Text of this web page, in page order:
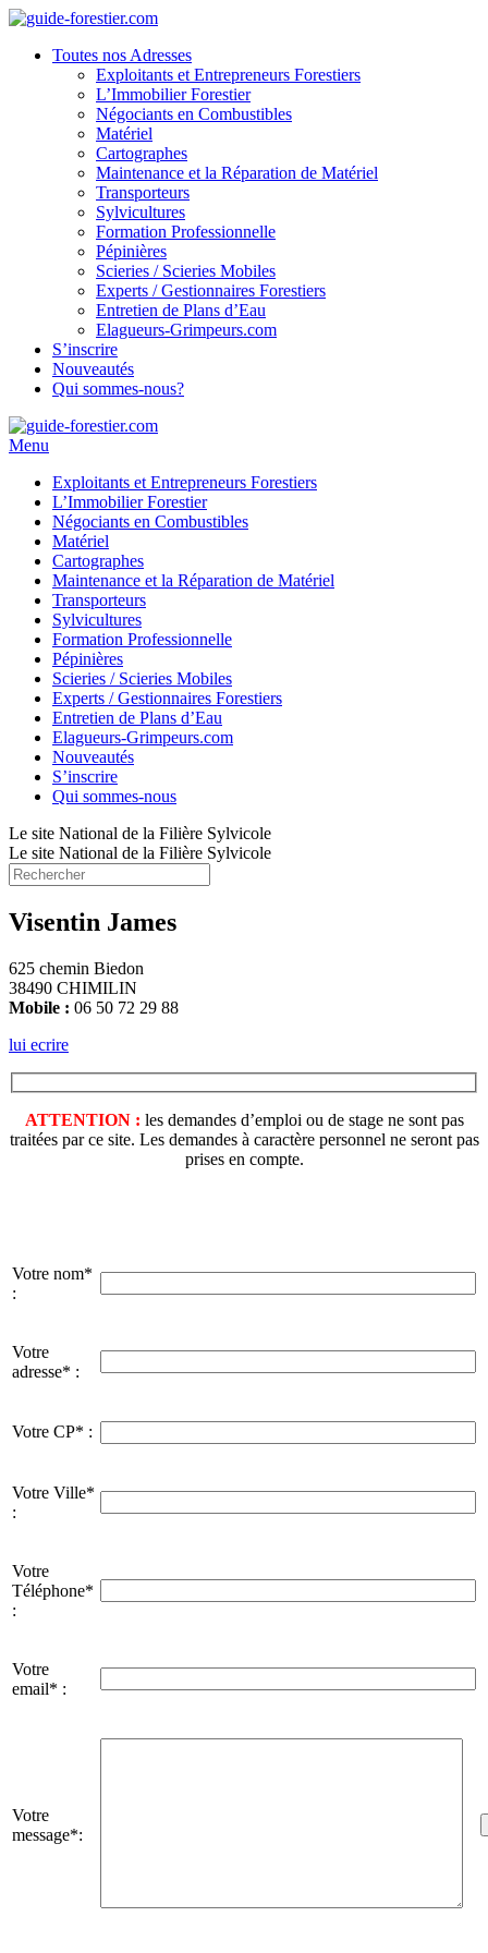
Toutes nos Adresses
Exploitants et Entrepreneurs Forestiers
L’Immobilier Forestier
Négociants en Combustibles
Matériel
Cartographes
Maintenance et la Réparation de Matériel
Transporteurs
Sylvicultures
Formation Professionnelle
Pépinières
Scieries / Scieries Mobiles
Experts / Gestionnaires Forestiers
Entretien de Plans d’Eau
Elagueurs-Grimpeurs.com
S’inscrire
Nouveautés
Qui sommes-nous?
Menu
Exploitants et Entrepreneurs Forestiers
L’Immobilier Forestier
Négociants en Combustibles
Matériel
Cartographes
Maintenance et la Réparation de Matériel
Transporteurs
Sylvicultures
Formation Professionnelle
Pépinières
Scieries / Scieries Mobiles
Experts / Gestionnaires Forestiers
Entretien de Plans d’Eau
Elagueurs-Grimpeurs.com
Nouveautés
S’inscrire
Qui sommes-nous
Le site National de la Filière Sylvicole
Le site National de la Filière Sylvicole
Visentin James
625 chemin Biedon
38490 CHIMILIN
Mobile : 06 50 72 29 88
lui ecrire
ATTENTION : les demandes d’emploi ou de stage ne sont pas
traitées par ce site. Les demandes à caractère personnel ne seront pas
prises en compte.
Votre nom*
:
Votre
adresse* :
Votre CP* :
Votre Ville*
:
Votre
Téléphone*
:
Votre
email* :
Votre
message*: